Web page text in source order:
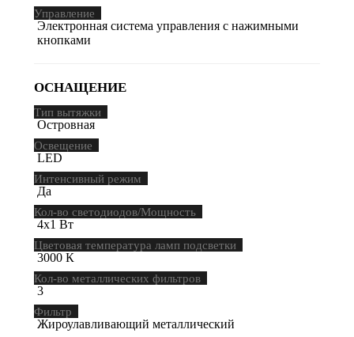
Управление
Электронная система управления с нажимными
кнопками
ОСНАЩЕНИЕ
Тип вытяжки
Островная
Освещение
LED
Интенсивный режим
Да
Кол-во светодиодов/Мощность
4х1 Вт
Цветовая температура ламп подсветки
3000 К
Кол-во металлических фильтров
3
Фильтр
Жироулавливающий металлический